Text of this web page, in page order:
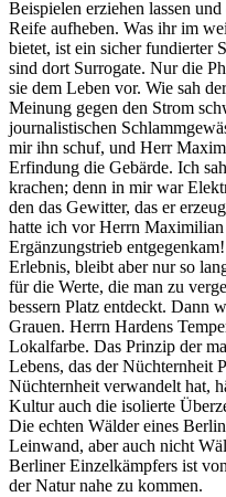
Beispielen erziehen lassen
Reife aufheben. Was ihr im
bietet, ist ein sicher fundierter
sind dort Surrogate. Nur die
sie dem Leben vor. Wie sah
Meinung gegen den Strom
journalistischen
mir ihn schuf, und Herr
Erfindung die Gebärde. Ich
krachen; denn in mir war
den das Gewitter, das er
hatte ich vor Herrn
Ergänzungstrieb
Erlebnis, bleibt aber nur so
für die Werte, die man zu
bessern Platz entdeckt. Dann
Grauen. Herrn Hardens
Lokalfarbe. Das Prinzip der
Lebens, das der Nüchternheit
Nüchternheit verwandelt hat,
Kultur auch die isolierte
Die echten Wälder eines
Leinwand, aber auch nicht
Berliner Einzelkämpfers ist
der Natur nahe zu kommen.